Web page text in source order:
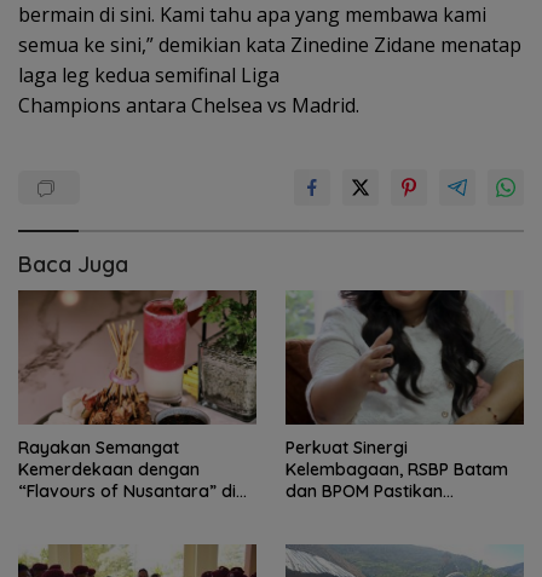
bermain di sini. Kami tahu apa yang membawa kami
semua ke sini,” demikian kata Zinedine Zidane menatap
laga leg kedua semifinal Liga
Champions antara Chelsea vs Madrid.
Baca Juga
Rayakan Semangat
Kemerdekaan dengan
“Flavours of Nusantara” di
Perkuat Sinergi
Kelembagaan, RSBP Batam
dan BPOM Pastikan